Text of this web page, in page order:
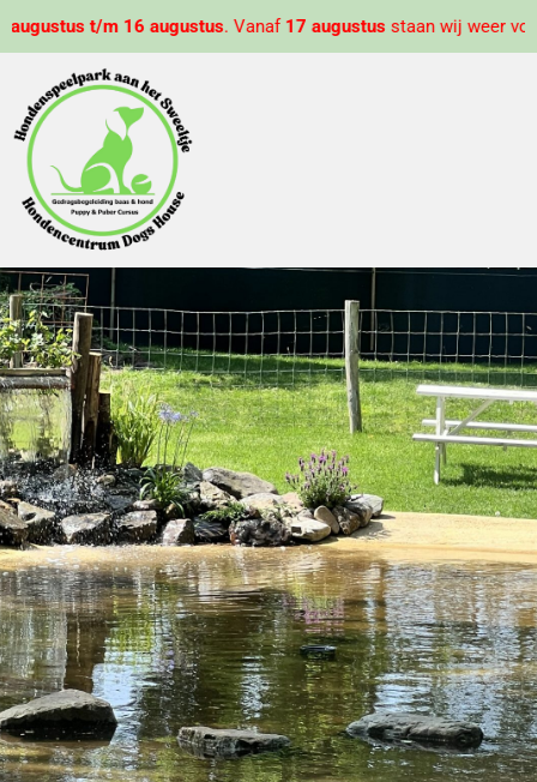
naar
inhoud
augustus. Vanaf17 augustusstaan wij weer voor u klaar.